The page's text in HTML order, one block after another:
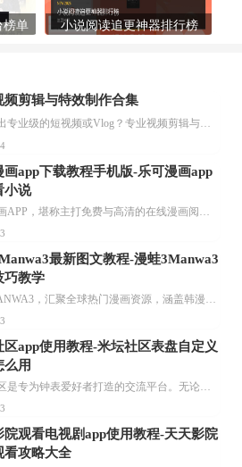
榜单 小说阅读追更神器排行榜
频剪辑与特效制作合集
想制作出专业级的短视频或Vlog？专业视频剪辑与特效制作大全专题为你提供了从剪辑、抠像到特效包装的全套解决方案。无论是添加炫酷的片头、进行精准的视频抠图，还是制...
画app下载教程手机版-乐可漫画app
小说
乐可漫画APP，堪称主打免费与高清的在线漫画阅读神器。其官方版提供海量完整版漫画资源，无论是国内漫画，还是日漫、韩漫、台漫、美漫等国外漫画，应有尽有，随时供你阅读。只需轻点一下，便能直接进入阅读界面。不仅如此，乐可漫画最新版本更新速度极快，在这里，你总能抢先看到全网一手漫画章节内容！...
最新图文教程-漫蛙3Manwa3
巧教学
漫蛙MANWA3，汇聚全球热门漫画资源，涵盖韩漫、欧美漫画、国漫等多种类型，题材丰富多样，全方位满足用户阅读喜好。它不仅是阅读平台，更是创作平台，为广大用户打造零门槛创作环境。...
区app使用教程-米坛社区表盘自定义
么用
米坛社区是专为钟表爱好者打造的交流平台。无论你是初涉钟表领域的普通爱好者，还是拥有多年收藏经验的资深玩家，都能在此找到属于自己的天地。 无需注册，就能轻松参与其中。通过专业的讨论论坛与丰富的交互功能，你可与世界各地的钟表爱好者畅快交流。若你钟情于钟表，米坛社区无疑是值得一试的理想之选。在这里，你能获取最新的手表资讯，交流见解，提升鉴赏品味，让每一块手表都成为收藏故事中重要的一部分。感兴趣的朋友，不要错过下载机会。...
院观看电视剧app使用教程-天天影院
看攻略大全